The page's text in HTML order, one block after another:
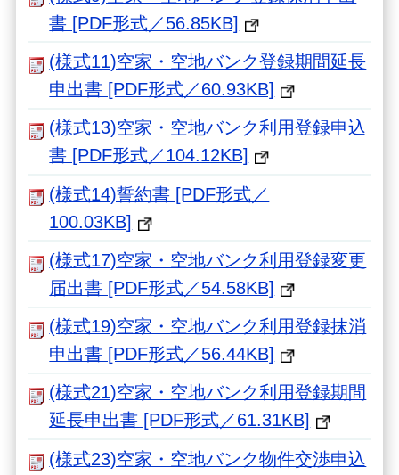
書 [PDF形式／56.85KB]
(様式11)空家・空地バンク登録期間延長
申出書 [PDF形式／60.93KB]
(様式13)空家・空地バンク利用登録申込
書 [PDF形式／104.12KB]
(様式14)誓約書 [PDF形式／
100.03KB]
(様式17)空家・空地バンク利用登録変更
届出書 [PDF形式／54.58KB]
(様式19)空家・空地バンク利用登録抹消
申出書 [PDF形式／56.44KB]
(様式21)空家・空地バンク利用登録期間
延長申出書 [PDF形式／61.31KB]
(様式23)空家・空地バンク物件交渉申込